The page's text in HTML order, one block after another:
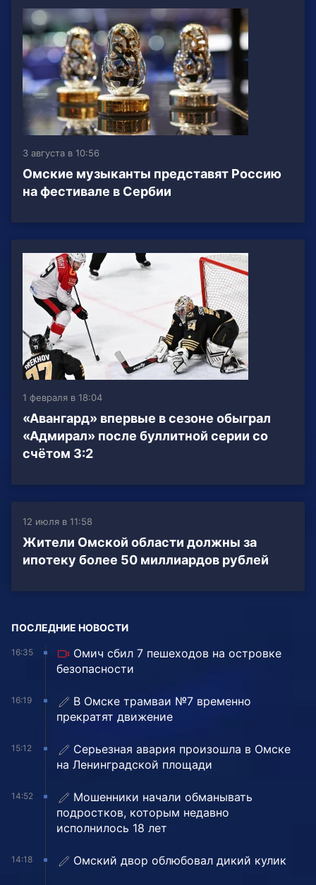
3 августа в 10:56
Омские музыканты представят Россию
на фестивале в Сербии
1 февраля в 18:04
«Авангард» впервые в сезоне обыграл
«Адмирал» после буллитной серии со
счётом 3:2
12 июля в 11:58
Жители Омской области должны за
ипотеку более 50 миллиардов рублей
ПОСЛЕДНИЕ НОВОСТИ
16:35
Омич сбил 7 пешеходов на островке
безопасности
16:19
В Омске трамваи №7 временно
прекратят движение
15:12
Серьезная авария произошла в Омске
на Ленинградской площади
14:52
Мошенники начали обманывать
подростков, которым недавно
исполнилось 18 лет
14:18 Омский двор облюбовал дикий кулик